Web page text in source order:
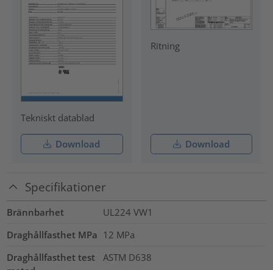
Tekniskt datablad
Download
Ritning
Download
Specifikationer
Brännbarhet
UL224 VW1
Draghållfasthet MPa 12 MPa
Draghållfasthet test
ASTM D638